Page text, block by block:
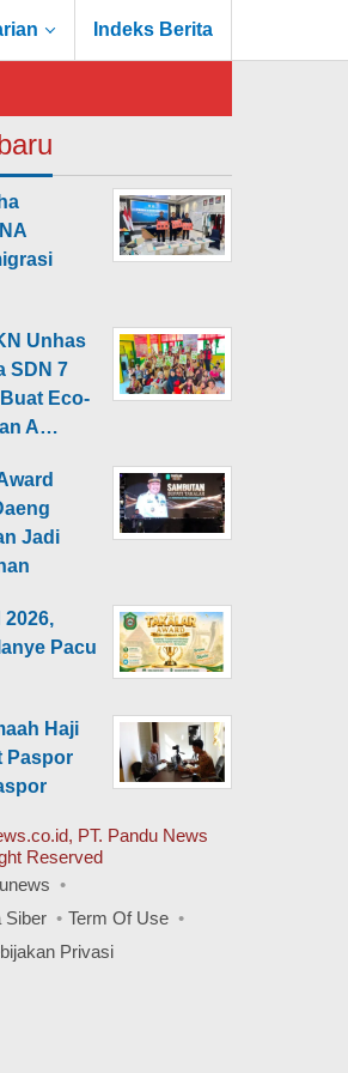
Indeks Berita
Unhas
SDN 7
Eco-
A…
Jadi
2026,
Pacu
Haji
Paspor
PT. Pandu News
Reserved
Siber
Term Of Use
Privasi